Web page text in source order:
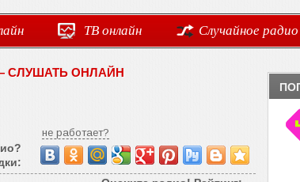
ТВ онлайн Случайное радио
СЛУШАТЬ ОНЛАЙН
не работает?